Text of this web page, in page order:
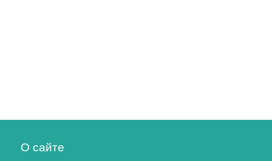
О сайте